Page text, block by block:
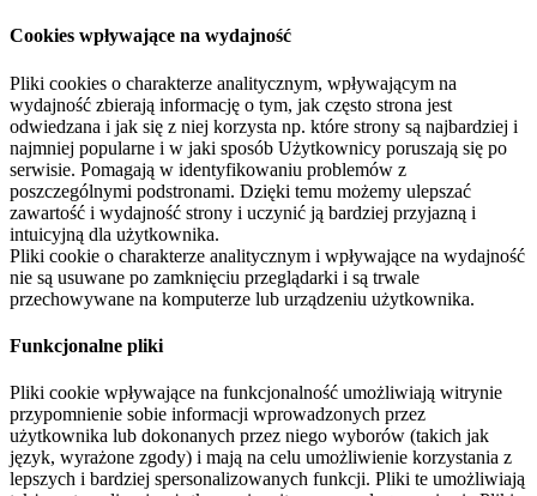
Cookies wpływające na wydajność
Pliki cookies o charakterze analitycznym, wpływającym na
wydajność zbierają informację o tym, jak często strona jest
odwiedzana i jak się z niej korzysta np. które strony są najbardziej i
najmniej popularne i w jaki sposób Użytkownicy poruszają się po
serwisie. Pomagają w identyfikowaniu problemów z
poszczególnymi podstronami. Dzięki temu możemy ulepszać
zawartość i wydajność strony i uczynić ją bardziej przyjazną i
intuicyjną dla użytkownika.
Pliki cookie o charakterze analitycznym i wpływające na wydajność
nie są usuwane po zamknięciu przeglądarki i są trwale
przechowywane na komputerze lub urządzeniu użytkownika.
Funkcjonalne pliki
Pliki cookie wpływające na funkcjonalność umożliwiają witrynie
przypomnienie sobie informacji wprowadzonych przez
użytkownika lub dokonanych przez niego wyborów (takich jak
język, wyrażone zgody) i mają na celu umożliwienie korzystania z
lepszych i bardziej spersonalizowanych funkcji. Pliki te umożliwiają